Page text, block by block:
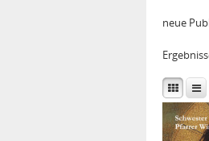
neue